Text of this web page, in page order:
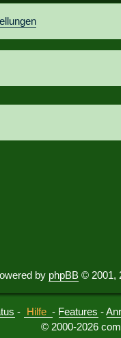
by phpBB © 2001,
- Hilfe - Features -
© 2000-2026